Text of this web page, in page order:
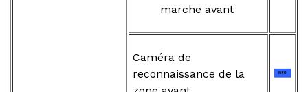
marche avant
Caméra de
reconnaissance de la